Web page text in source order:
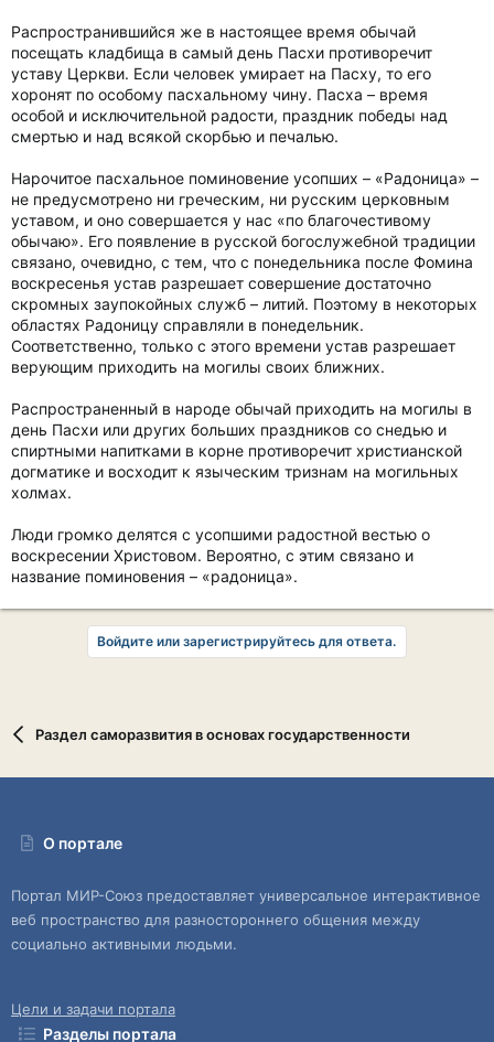
Распространившийся же в настоящее время обычай
посещать кладбища в самый день Пасхи противоречит
уставу Церкви. Если человек умирает на Пасху, то его
хоронят по особому пасхальному чину. Пасха – время
особой и исключительной радости, праздник победы над
смертью и над всякой скорбью и печалью.
Нарочитое пасхальное поминовение усопших – «Радоница» –
не предусмотрено ни греческим, ни русским церковным
уставом, и оно совершается у нас «по благочестивому
обычаю». Его появление в русской богослужебной традиции
связано, очевидно, с тем, что с понедельника после Фомина
воскресенья устав разрешает совершение достаточно
скромных заупокойных служб – литий. Поэтому в некоторых
областях Радоницу справляли в понедельник.
Соответственно, только с этого времени устав разрешает
верующим приходить на могилы своих ближних.
Распространенный в народе обычай приходить на могилы в
день Пасхи или других больших праздников со снедью и
спиртными напитками в корне противоречит христианской
догматике и восходит к языческим тризнам на могильных
холмах.
Люди громко делятся с усопшими радостной вестью о
воскресении Христовом. Вероятно, с этим связано и
название поминовения – «радоница».
Войдите или зарегистрируйтесь для ответа.
Раздел саморазвития в основах государственности
О портале
Портал МИР-Союз предоставляет универсальное интерактивное
веб пространство для разностороннего общения между
социально активными людьми.
Цели и задачи портала
Разделы портала